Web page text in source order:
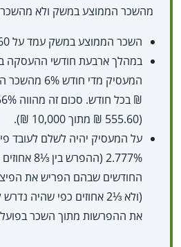
מהשכר הממוצע במשק ולא מהשכר
השכר הממוצע במשק עמד על 9,260 ₪.
(555.60 ₪ מתוך 10,000 ₪).
על המעסיק יהיה לשלם לעובד
החודשים שבהם הפריש את
(ולא ⅓2 אחוזים כפי שהיה
את ההפרשות מתוך השכר